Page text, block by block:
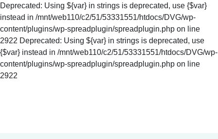
Deprecated: Using ${var} in strings is deprecated, use {$var}
instead in /mnt/web110/c2/51/53331551/htdocs/DVG/wp-
content/plugins/wp-spreadplugin/spreadplugin.php on line
2922 Deprecated: Using ${var} in strings is deprecated, use
{$var} instead in /mnt/web110/c2/51/53331551/htdocs/DVG/wp-
content/plugins/wp-spreadplugin/spreadplugin.php on line
2922